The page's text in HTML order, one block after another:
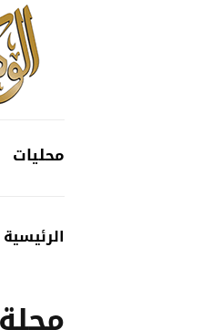
محليات
الرئيسية